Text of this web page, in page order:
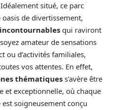
situé, ce parc
de divertissement,
qui raviront
amateur de sensations
ou d’activités familiales,
vos attentes. En effet,
thématiques s’avère être
et exceptionnelle, où chaque
soigneusement conçu